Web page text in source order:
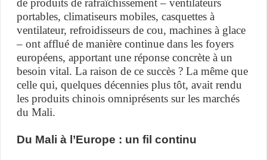
de produits de rafraîchissement – ventilateurs
portables, climatiseurs mobiles, casquettes à
ventilateur, refroidisseurs de cou, machines à glace
– ont afflué de manière continue dans les foyers
européens, apportant une réponse concrète à un
besoin vital. La raison de ce succès ? La même que
celle qui, quelques décennies plus tôt, avait rendu
les produits chinois omniprésents sur les marchés
du Mali.
Du Mali à l’Europe : un fil continu